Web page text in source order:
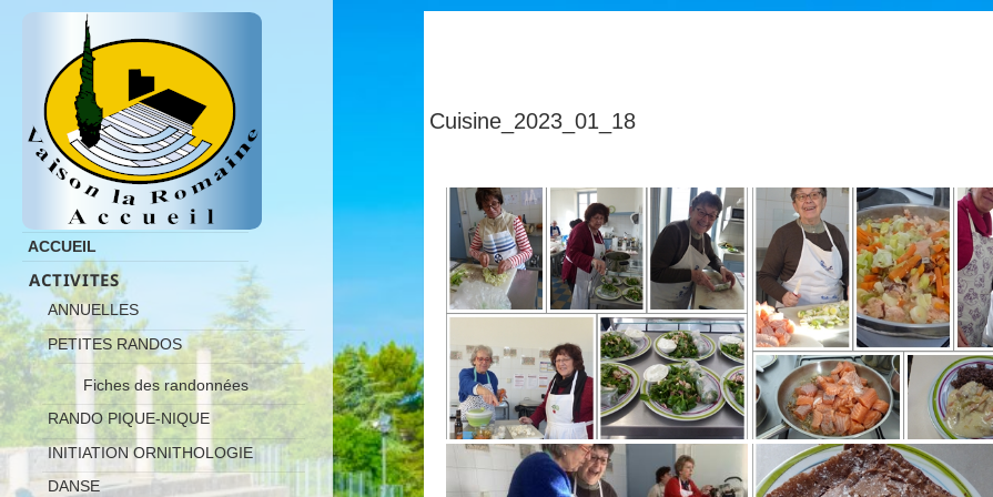
ACCUEIL
ACTIVITES
ANNUELLES
PETITES RANDOS
Fiches des randonnées
RANDO PIQUE-NIQUE
INITIATION ORNITHOLOGIE
DANSE
Cuisine_2023_01_18